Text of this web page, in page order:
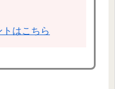
はこちら